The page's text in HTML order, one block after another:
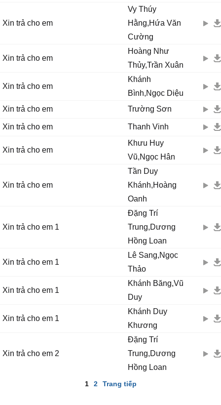
Xin trả cho em
Vy Thúy
Hằng,Hứa Văn
Cường
Xin trả cho em
Hoàng Như
Thủy,Trần Xuân
Xin trả cho em
Khánh
Bình,Ngọc Diệu
Xin trả cho em
Trường Sơn
Xin trả cho em Thanh Vinh
Xin trả cho em
Khưu Huy
Vũ,Ngọc Hân
Xin trả cho em
Tần Duy
Khánh,Hoàng
Oanh
Xin trả cho em 1
Đặng Trí
Trung,Dương
Hồng Loan
Xin trả cho em 1
Lê Sang,Ngọc
Thảo
Xin trả cho em 1
Khánh Băng,Vũ
Duy
Xin trả cho em 1
Khánh Duy
Khương
Xin trả cho em 2
Đặng Trí
Trung,Dương
Hồng Loan
1 2 Trang tiếp